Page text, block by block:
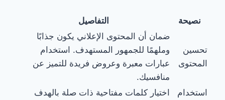
نصيحة التفاصيل
تحسين
المحتوى
ضمان أن المحتوى الإعلاني يكون جذابًا
وملهمًا للجمهور المستهدف. استخدام
عبارات معبرة وعروض فريدة للتميز عن
منافسيك.
استخدام
اختيار كلمات مفتاحية ذات صلة بالهدف